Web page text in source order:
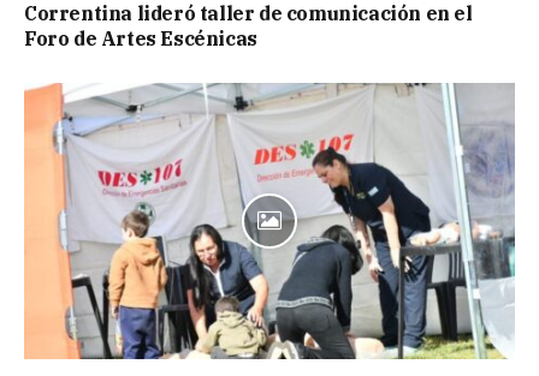
Correntina lideró taller de comunicación en el
Foro de Artes Escénicas